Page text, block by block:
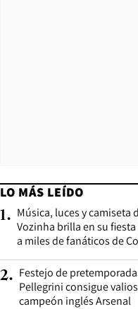
LO MÁS LEÍDO
1. Música, luces y camiseta
Vozinha brilla en su
a miles de fanáticos de
2. Festejo de
Pellegrini consigue
campeón inglés Arsenal